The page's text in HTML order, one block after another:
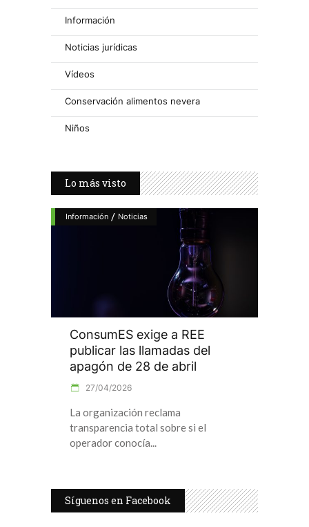
Información
Noticias jurídicas
Vídeos
Conservación alimentos nevera
Niños
Lo más visto
Información / Noticias
ConsumES exige a REE
publicar las llamadas del
apagón de 28 de abril
27/04/2026
La organización reclama
transparencia total sobre si el
operador conocía
Síguenos en Facebook